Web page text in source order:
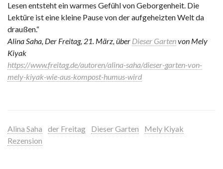
Lesen entsteht ein warmes Gefühl von Geborgenheit. Die
Lektüre ist eine kleine Pause von der aufgeheizten Welt da
draußen.“
Alina Saha, Der Freitag, 21. März, über Dieser Gartenvon Mely
Kiyak
https://www.freitag.de/autoren/alina-saha/dieser-garten-von-
mely-kiyak-wie-aus-kompost-humus-wird
Alina Saha der Freitag Dieser Garten
Mely Kiyak
Rezension